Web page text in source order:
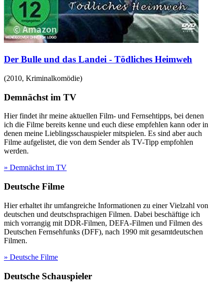
Der Bulle und das Landei - Tödliches Heimweh
(2010, Kriminalkomödie)
Demnächst im TV
Hier findet ihr meine aktuellen Film- und Fernsehtipps, bei denen
ich die Filme bereits kenne und euch diese empfehlen kann oder in
denen meine Lieblingsschauspieler mitspielen. Es sind aber auch
Filme aufgelistet, die von dem Sender als TV-Tipp empfohlen
werden.
» Demnächst im TV
Deutsche Filme
Hier erhaltet ihr umfangreiche Informationen zu einer Vielzahl von
deutschen und deutschsprachigen Filmen. Dabei beschäftige ich
mich vorrangig mit DDR-Filmen, DEFA-Filmen und Filmen des
Deutschen Fernsehfunks (DFF), nach 1990 mit gesamtdeutschen
Filmen.
» Deutsche Filme
Deutsche Schauspieler